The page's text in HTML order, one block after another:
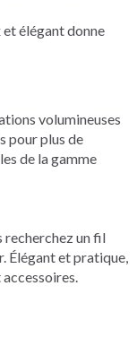
élégant donne
volumineuses
pour plus de
de la gamme
recherchez un fil
Élégant et pratique,